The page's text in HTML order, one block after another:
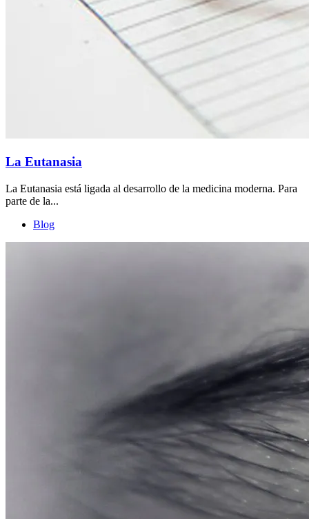
La Eutanasia
La Eutanasia está ligada al desarrollo de la medicina moderna. Para
parte de la...
Blog